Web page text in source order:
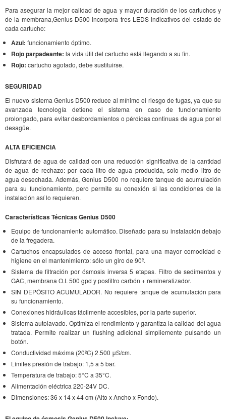
Para asegurar la mejor calidad de agua y mayor duración de los cartuchos y
de la membrana,Genius D500 incorpora tres LEDS indicativos del estado de
cada cartucho:
Azul: funcionamiento óptimo.
Rojo parpadeante: la vida útil del cartucho está llegando a su fin.
Rojo: cartucho agotado, debe sustituirse.
SEGURIDAD
El nuevo sistema Genius D500 reduce al mínimo el riesgo de fugas, ya que su
avanzada tecnología detiene el sistema en caso de funcionamiento
prolongado, para evitar desbordamientos o pérdidas continuas de agua por el
desagüe.
ALTA EFICIENCIA
Disfrutará de agua de calidad con una reducción significativa de la cantidad
de agua de rechazo: por cada litro de agua producida, solo medio litro de
agua desechada. Además, Genius D500 no requiere tanque de acumulación
para su funcionamiento, pero permite su conexión si las condiciones de la
instalación así lo requieren.
Características Técnicas Genius D500
Equipo de funcionamiento automático. Diseñado para su instalación debajo
de la fregadera.
Cartuchos encapsulados de acceso frontal, para una mayor comodidad e
higiene en el mantenimiento: sólo un giro de 90º.
Sistema de filtración por ósmosis inversa 5 etapas. Filtro de sedimentos y
GAC, membrana O.I. 500 gpd y posfiltro carbón + remineralizador.
SIN DEPÓSITO ACUMULADOR. No requiere tanque de acumulación para
su funcionamiento.
Conexiones hidráulicas fácilmente accesibles, por la parte superior.
Sistema autolavado. Optimiza el rendimiento y garantiza la calidad del agua
tratada. Permite realizar un flushing adicional simpliemente pulsando un
botón.
Conductividad máxima (20ºC) 2.500 μS/cm.
Límites presión de trabajo: 1,5 a 5 bar.
Temperatura de trabajo: 5°C a 35°C.
Alimentación eléctrica 220-24V DC.
Dimensiones: 36 x 14 x 44 cm (Alto x Ancho x Fondo).